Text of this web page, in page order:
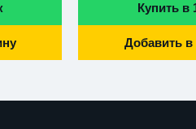
Купить в
Добавить в